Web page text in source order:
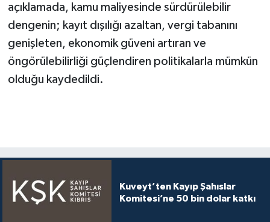
açıklamada, kamu maliyesinde sürdürülebilir
dengenin; kayıt dışılığı azaltan, vergi tabanını
genişleten, ekonomik güveni artıran ve
öngörülebilirliği güçlendiren politikalarla mümkün
olduğu kaydedildi.
Kuveyt’ten Kayıp Şahıslar
Komitesi’ne 50 bin dolar katkı